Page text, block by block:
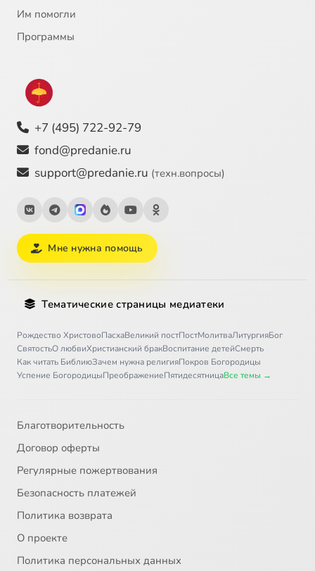
Им помогли
Программы
+7 (495) 722-92-79
fond@predanie.ru
support@predanie.ru (техн.вопросы)
Мне нужна помощь
Тематические страницы медиатеки
Рождество ХристовоПасхаВеликий постПостМолитваЛитургияБог
СвятостьО любвиХристианский бракВоспитание детейСмерть
Как читать БиблиюЗачем нужна религияПокров Богородицы
Успение БогородицыПреображениеПятидесятницаВсе темы →
Благотворительность
Договор оферты
Регулярные пожертвования
Безопасность платежей
Политика возврата
О проекте
Политика персональных данных